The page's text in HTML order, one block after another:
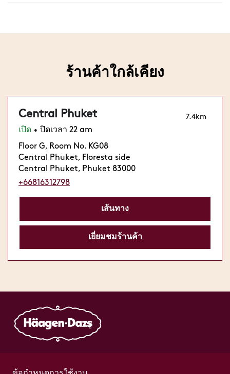
ร้านค้าใกล้เคียง
7.4km
Central Phuket
เปิด • ปิดเวลา 22 am
Floor G, Room No. KG08
Central Phuket, Floresta side
Central Phuket, Phuket 83000
+66816312798
เส้นทาง
เยี่ยมชมร้านค้า